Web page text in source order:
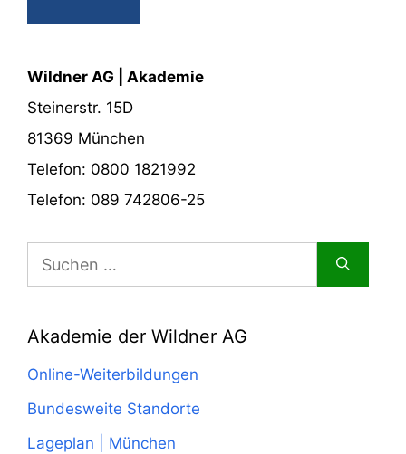
Wildner AG | Akademie
Steinerstr. 15D
81369 München
Telefon: 0800 1821992
Telefon: 089 742806-25
Suchen
nach:
Akademie der Wildner AG
Online-Weiterbildungen
Bundesweite Standorte
Lageplan | München